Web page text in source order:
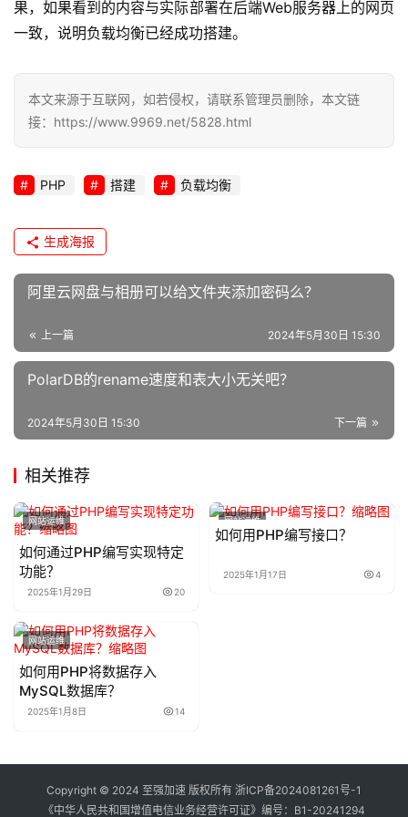
果，如果看到的内容与实际部署在后端Web服务器上的网页
一致，说明负载均衡已经成功搭建。
本文来源于互联网，如若侵权，请联系管理员删除，本文链
接：https://www.9969.net/5828.html
PHP 搭建 负载均衡
生成海报
阿里云网盘与相册可以给文件夹添加密码么？
上一篇 2024年5月30日 15:30
PolarDB的rename速度和表大小无关吧？
下一篇
2024年5月30日 15:30
相关推荐
网站运维
如何通过PHP编写实现特定
功能？
2025年1月29日 20
网站运维
如何用PHP编写接口？
2025年1月17日 4
网站运维
如何用PHP将数据存入
MySQL数据库？
2025年1月8日 14
Copyright © 2024 至强加速 版权所有 浙ICP备2024081261号-1
《中华人民共和国增值电信业务经营许可证》编号： B1-20241294